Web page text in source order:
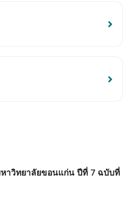
าวิทยาลัยขอนแก่น ปีที่ 7 ฉบับที่